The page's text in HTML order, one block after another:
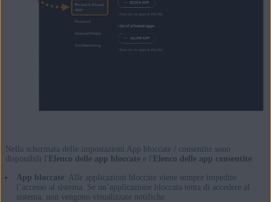
Nella schermata delle impostazioni App bloccate / consentite sono
disponibili l'Elenco delle app bloccatee l'Elenco delle app consentite:
App bloccate: Alle applicazioni bloccate viene sempre impedito
l’accesso al sistema. Se un’applicazione bloccata tenta di accedere al
sistema, non vengono visualizzate notifiche.